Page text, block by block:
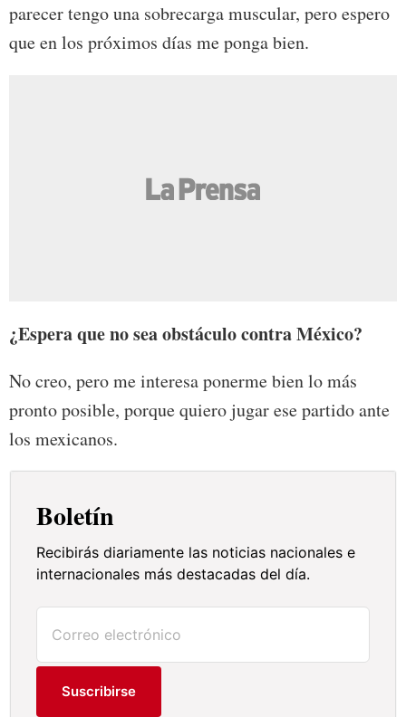
parecer tengo una sobrecarga muscular, pero espero
que en los próximos días me ponga bien.
¿Espera que no sea obstáculo contra México?
No creo, pero me interesa ponerme bien lo más
pronto posible, porque quiero jugar ese partido ante
los mexicanos.
Boletín
Recibirás diariamente las noticias nacionales e
internacionales más destacadas del día.
Suscribirse